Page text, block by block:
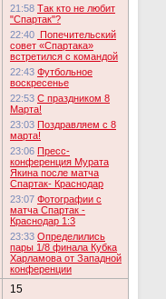
21:58 Так кто не любит
"Спартак"?
22:40 Попечительский
совет «Спартака»
встретился с командой
22:43 Футбольное
воскресенье
22:53 С праздником 8
Марта!
23:03 Поздравляем с 8
марта!
23:06 Пресс-
конференция Мурата
Якина после матча
Спартак- Краснодар
23:07 Фотографии с
матча Спартак -
Краснодар 1:3
23:33 Определились
пары 1/8 финала Кубка
Харламова от Западной
конференции
15